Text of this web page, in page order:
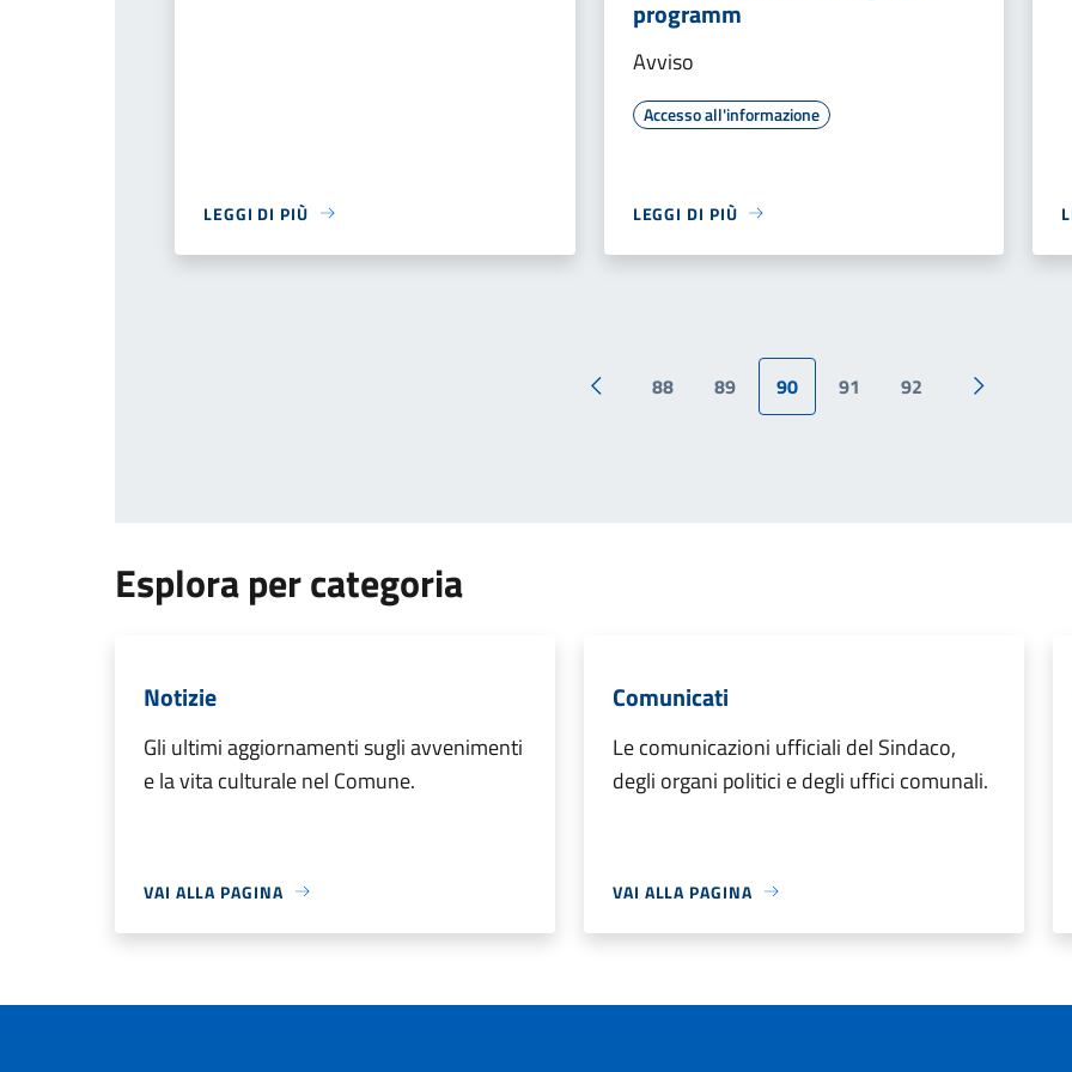
LEGGI DI PIÙ
programm
Avviso
Accesso all'informazione
LEGGI DI PIÙ
Pagina precedente
88 89 90 91 92
Pagina
Esplora per categoria
Notizie
Gli ultimi aggiornamenti sugli avvenimenti
e la vita culturale nel Comune.
VAI ALLA PAGINA
Comunicati
Le comunicazioni ufficiali del Sindaco,
degli organi politici e degli uffici comunali.
VAI ALLA PAGINA